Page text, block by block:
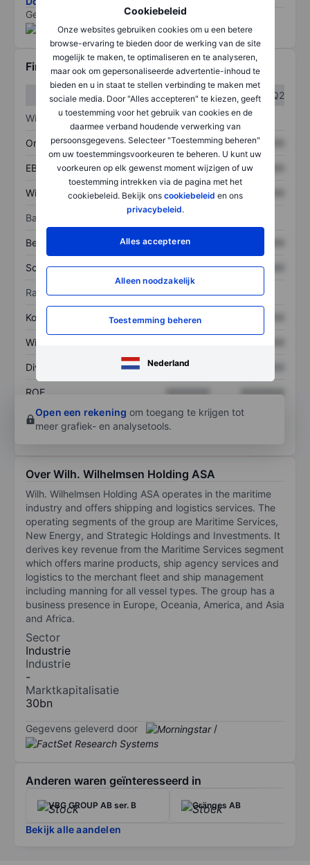
Cookiebeleid
Onze websites gebruiken cookies om u een betere
browse-ervaring te bieden door de werking van de site
mogelijk te maken, te optimaliseren en te analyseren,
maar ook om gepersonaliseerde advertentie-inhoud te
bieden en u in staat te stellen verbinding te maken met
sociale media. Door "Alles accepteren" te kiezen, geeft
u toestemming voor het gebruik van cookies en de
daarmee verband houdende verwerking van
persoonsgegevens. Selecteer "Toestemming beheren"
om uw toestemmingsvoorkeuren te beheren. U kunt uw
voorkeuren op elk gewenst moment wijzigen of uw
toestemming intrekken via de pagina met het
cookiebeleid. Bekijk ons cookiebeleid en ons
privacybeleid.
Alles accepteren
Alleen noodzakelijk
Toestemming beheren
Nederland
Gegevens geleverd door
Financiële gegevens
Q1
Q2
Winst/verlies
Omzet XXXXXXX XXXXXXX
EBITDA XXXXXXX XXXXXXX
Winst XXXXXXX XXXXXXX
Balans
Bezittingen XXXXXXX
Schulden XXXXXXX XXXXXXX
Ratio's
Koers/omzetratio XXXXXXX
Winst per aandeel
Dividend per aandeel XXXXXXX
ROE XXXXXXX
XXXXXXX
Open een rekening om toegang te krijgen tot
meer grafiek- en analysetools.
Over Wilh. Wilhelmsen Holding ASA
Wilh. Wilhelmsen Holding ASA operates in the maritime
industry and offers shipping and logistics services. The
operating segments of the group are Maritime Services,
New Energy, and Strategic Holdings and Investments. It
derives key revenue from the Maritime Services segment
which offers marine products, ship agency services and
logistics to the merchant fleet and ship management
including manning for all vessel types. The group has a
business presence in Europe, Oceania, America, and Asia
and Africa.
Sector
Industrie
Industrie
-
Marktkapitalisatie
30bn
Gegevens geleverd door /
Anderen waren geïnteresseerd in
VBG GROUP AB ser. B Gränges AB
Bekijk alle aandelen